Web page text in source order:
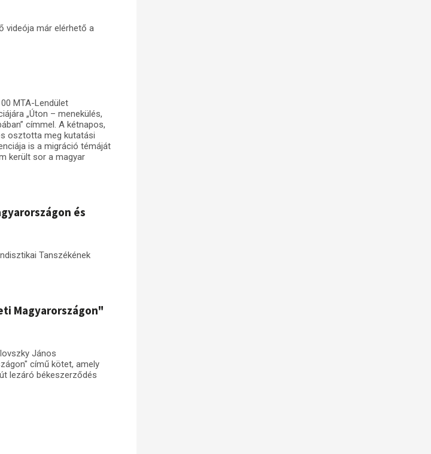
videója már elérhető a
MTA-Lendület
„Úton – menekülés,
címmel. A kétnapos,
osztotta meg kutatási
is a migráció témáját
került sor a magyar
és
Tanszékének
Magyarországon"
János
című kötet, amely
lezáró békeszerződés